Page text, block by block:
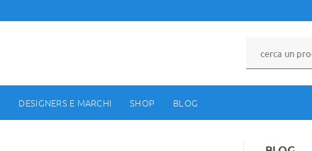
DESIGNERS E MARCHI SHOP BLOG